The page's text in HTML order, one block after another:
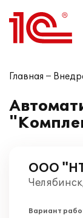
Главная
ООО
Вариант